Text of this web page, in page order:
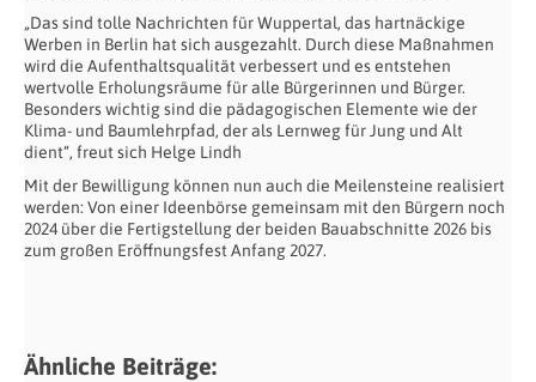
„Das sind tolle Nachrichten für Wuppertal, das hartnäckige
Werben in Berlin hat sich ausgezahlt. Durch diese Maßnahmen
wird die Aufenthaltsqualität verbessert und es entstehen
wertvolle Erholungsräume für alle Bürgerinnen und Bürger.
Besonders wichtig sind die pädagogischen Elemente wie der
Klima- und Baumlehrpfad, der als Lernweg für Jung und Alt
dient“, freut sich Helge Lindh
Mit der Bewilligung können nun auch die Meilensteine realisiert
werden: Von einer Ideenbörse gemeinsam mit den Bürgern noch
2024 über die Fertigstellung der beiden Bauabschnitte 2026 bis
zum großen Eröffnungsfest Anfang 2027.
Ähnliche Beiträge: